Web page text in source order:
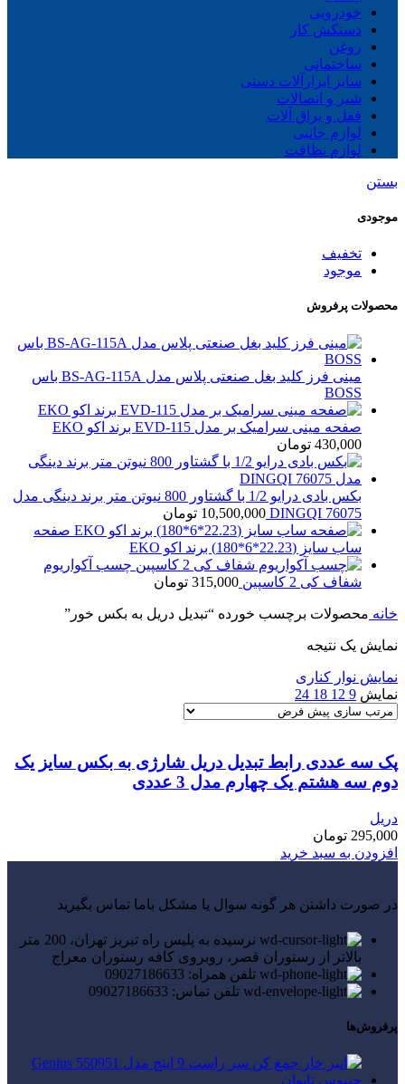
خودرویی
دستکش کار
روغن
ساختمانی
سایز ابزارآلات دستی
شیر و اتصالات
قفل و یراق آلات
لوازم جانبی
لوازم نظافت
بستن
موجودی
تخفیف
موجود
محصولات پرفروش
مینی فرز کلید بغل صنعتی پلاس مدل BS-AG-115A باس
BOSS
صفحه مینی سرامیک بر مدل EVD-115 برند اکو EKO
430,000 تومان
بکس بادی درایو 1/2 با گشتاور 800 نیوتن متر برند دینگی مدل
76075 DINGQI
10,500,000 تومان
صفحه
ساب سایز (22.23*6*180) برند اکو EKO
چسب آکواریوم
شفاف کی 2 کاسپین
315,000 تومان
خانه محصولات برچسب خورده “تبدیل دریل به بکس خور”
نمایش یک نتیجه
نمایش نوار کناری
نمایش 9
12
18
24
پک سه عددی رابط تبدیل دریل شارژی به بکس سایز یک
دوم سه هشتم یک چهارم مدل 3 عددی
دریل
295,000 تومان
افزودن به سبد خرید
در صورت داشتن هر گونه سوال یا مشکل باما تماس بگیرید
نرسیده به پلیس راه تبریز تهران، 200 متر
بالاتر از رستوران قصر، روبروی کافه رستوران معراج
تلفن همراه: 09027186633
تلفن تماس: 09027186633
پرفروش‌ها